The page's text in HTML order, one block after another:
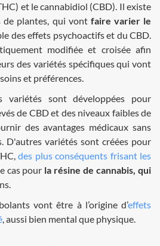
et le cannabidiol (CBD). Il existe
de plantes, qui vont faire varier le
des effets psychoactifs et du CBD.
modifiée et croisée afin
des variétés spécifiques qui vont
et préférences.
variétés sont développées pour
de CBD et des niveaux faibles de
des avantages médicaux sans
D'autres variétés sont créées pour
des plus conséquents frisant les
cas pour la résine de cannabis, qui
vont être à l’origine d’effets
, aussi bien mental que physique.